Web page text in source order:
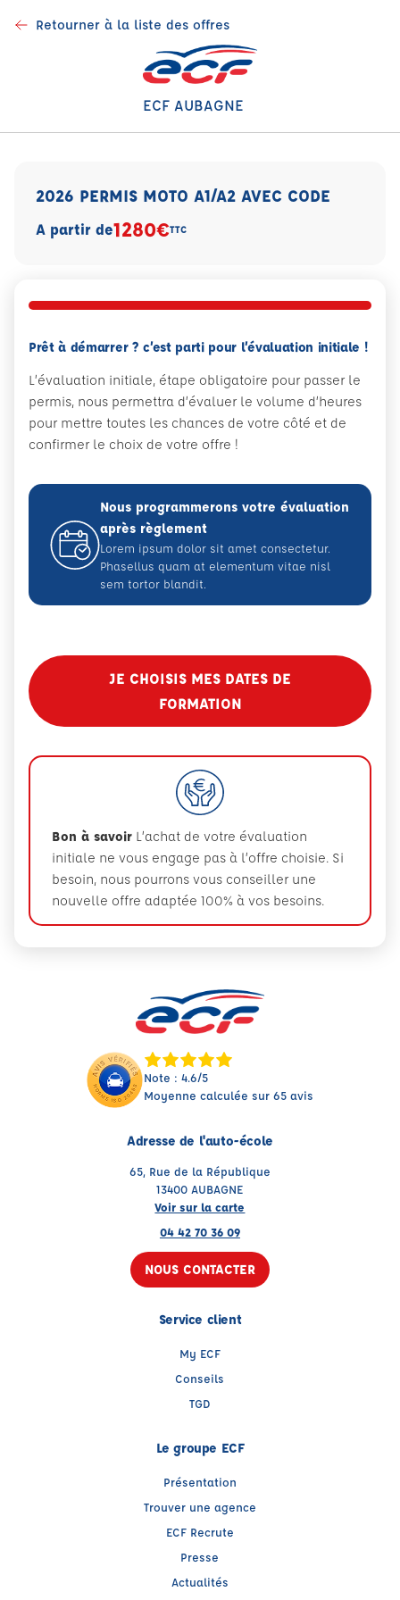
Retourner à la liste des offres
ECF AUBAGNE
Prêt à démarrer ? c’est parti pour l’évaluation initiale !
L’évaluation initiale, étape obligatoire pour passer le
permis, nous permettra d’évaluer le volume d’heures
pour mettre toutes les chances de votre côté et de
confirmer le choix de votre offre !
Nous programmerons votre évaluation
après règlement
Lorem ipsum dolor sit amet consectetur.
Phasellus quam at elementum vitae nisl
sem tortor blandit.
JE CHOISIS MES DATES DE
FORMATION
Bon à savoir L’achat de votre évaluation
initiale ne vous engage pas à l’offre choisie. Si
besoin, nous pourrons vous conseiller une
nouvelle offre adaptée 100% à vos besoins.
2026 PERMIS MOTO A1/A2 AVEC CODE
A partir de1280€TTC
Note : 4.6/5
Moyenne calculée sur 65 avis
Adresse de l'auto-école
65, Rue de la République
13400 AUBAGNE
Voir sur la carte
04 42 70 36 09
NOUS CONTACTER
Service client
My ECF
Conseils
TGD
Le groupe ECF
Présentation
Trouver une agence
ECF Recrute
Presse
Actualités